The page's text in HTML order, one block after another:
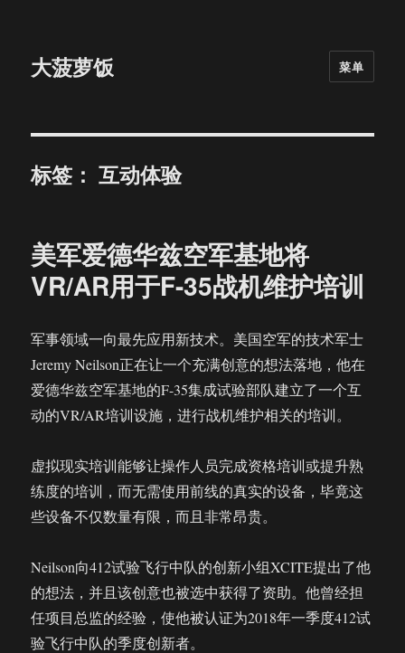
大菠萝饭 菜单
标签：互动体验
美军爱德华兹空军基地将
VR/AR用于F-35战机维护培训
军事领域一向最先应用新技术。美国空军的技术军士
Jeremy Neilson正在让一个充满创意的想法落地，他在
爱德华兹空军基地的F-35集成试验部队建立了一个互
动的VR/AR培训设施，进行战机维护相关的培训。
虚拟现实培训能够让操作人员完成资格培训或提升熟
练度的培训，而无需使用前线的真实的设备，毕竟这
些设备不仅数量有限，而且非常昂贵。
Neilson向412试验飞行中队的创新小组XCITE提出了他
的想法，并且该创意也被选中获得了资助。他曾经担
任项目总监的经验，使他被认证为2018年一季度412试
验飞行中队的季度创新者。